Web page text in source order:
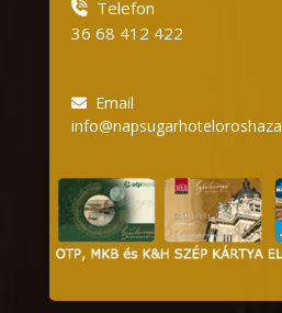
Telefon
36 68 412 422
Email